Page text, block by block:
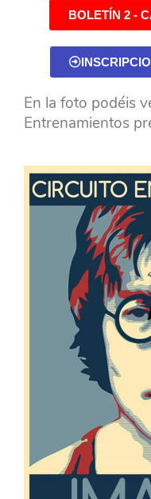
BOLETÍN 2 -
En la foto podéis
Entrenamientos